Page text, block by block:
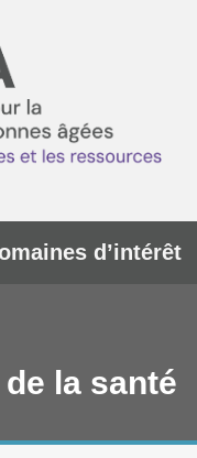
d’intérêt
la santé